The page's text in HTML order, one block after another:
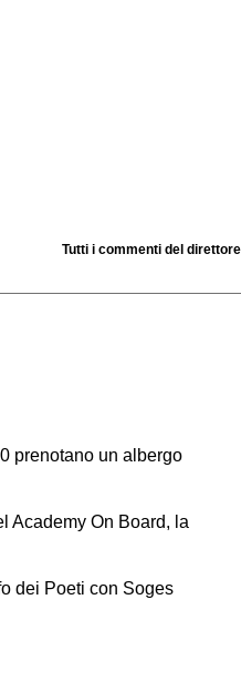
Tutti i commenti del direttore
prenotano un albergo
Academy On Board, la
dei Poeti con Soges